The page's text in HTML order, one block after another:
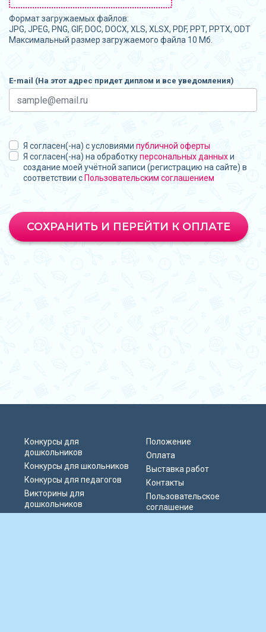
Формат загружаемых файлов:
JPG, JPEG, PNG, GIF, DOC, DOCX, XLS, XLSX, PDF, PPT, PPTX, ODT
Максимальный размер загружаемого файла 10 Мб.
E-mail (На этот адрес придет диплом и все уведомления)
Я согласен(-на) с условиями публичной оферты
Я согласен(-на) на обработкуперсональных данныхи
создание моей учётной записи (регистрацию на сайте) в
соответствии с Пользовательским соглашением
СОХРАНИТЬ И ПЕРЕЙТИ К ОПЛАТЕ
Конкурсы для
дошкольников
Конкурсы для школьников
Конкурсы для педагогов
Викторины для
дошкольников
Положение
Оплата
Выставка работ
Контакты
Пользовательское
соглашение